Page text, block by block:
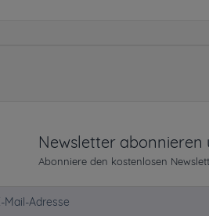
Newsletter abonnieren
Abonniere den kostenlosen